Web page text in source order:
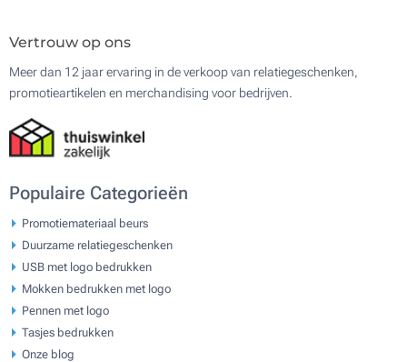
Vertrouw op ons
Meer dan 12 jaar ervaring in de verkoop van relatiegeschenken,
promotieartikelen en merchandising voor bedrijven.
Populaire Categorieën
Promotiemateriaal beurs
Duurzame relatiegeschenken
USB met logo bedrukken
Mokken bedrukken met logo
Pennen met logo
Tasjes bedrukken
Onze blog